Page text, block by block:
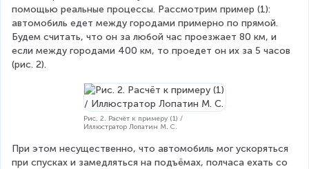
помощью реальные процессы. Рассмотрим пример (1):
автомобиль едет между городами примерно по прямой.
Будем считать, что он за любой час проезжает 80 км, и
если между городами 400 км, то проедет он их за 5 часов
(рис. 2).
Рис. 2. Расчёт к примеру (1) /
Иллюстратор Лопатин М. С.
При этом несущественно, что автомобиль мог ускоряться
при спусках и замедляться на подъёмах, полчаса ехать со